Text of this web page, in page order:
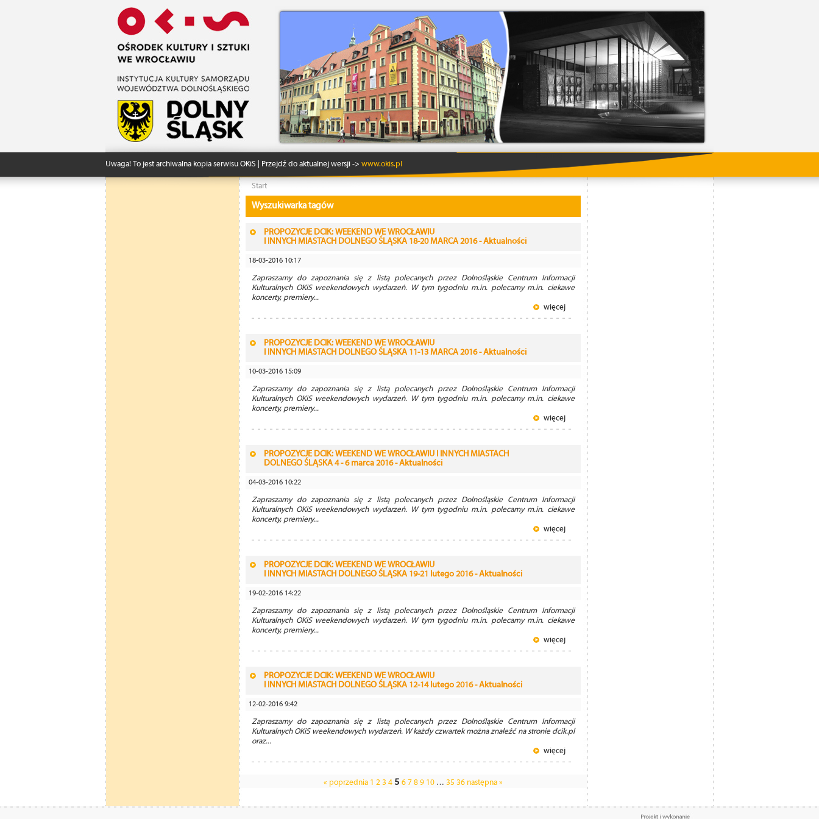
Uwaga! To jest archiwalna kopia serwisu OKiS | Przejdź do aktualnej wersji -> www.okis.pl
Start
Wyszukiwarka tagów
PROPOZYCJE DCIK: WEEKEND WE WROCŁAWIU
I INNYCH MIASTACH DOLNEGO ŚLĄSKA 18-20 MARCA 2016 - Aktualności
18-03-2016 10:17
Zapraszamy do zapoznania się z listą polecanych przez Dolnośląskie Centrum Informacji
Kulturalnych OKiS weekendowych wydarzeń. W tym tygodniu m.in. polecamy m.in. ciekawe
koncerty, premiery...
więcej
PROPOZYCJE DCIK: WEEKEND WE WROCŁAWIU
I INNYCH MIASTACH DOLNEGO ŚLĄSKA 11-13 MARCA 2016 - Aktualności
10-03-2016 15:09
Zapraszamy do zapoznania się z listą polecanych przez Dolnośląskie Centrum Informacji
Kulturalnych OKiS weekendowych wydarzeń. W tym tygodniu m.in. polecamy m.in. ciekawe
koncerty, premiery...
więcej
PROPOZYCJE DCIK: WEEKEND WE WROCŁAWIU I INNYCH MIASTACH
DOLNEGO ŚLĄSKA 4 - 6 marca 2016 - Aktualności
04-03-2016 10:22
Zapraszamy do zapoznania się z listą polecanych przez Dolnośląskie Centrum Informacji
Kulturalnych OKiS weekendowych wydarzeń. W tym tygodniu m.in. polecamy m.in. ciekawe
koncerty, premiery...
więcej
PROPOZYCJE DCIK: WEEKEND WE WROCŁAWIU
I INNYCH MIASTACH DOLNEGO ŚLĄSKA 19-21 lutego 2016 - Aktualności
19-02-2016 14:22
Zapraszamy do zapoznania się z listą polecanych przez Dolnośląskie Centrum Informacji
Kulturalnych OKiS weekendowych wydarzeń. W tym tygodniu m.in. polecamy m.in. ciekawe
koncerty, premiery...
więcej
PROPOZYCJE DCIK: WEEKEND WE WROCŁAWIU
I INNYCH MIASTACH DOLNEGO ŚLĄSKA 12-14 lutego 2016 - Aktualności
12-02-2016 9:42
Zapraszamy do zapoznania się z listą polecanych przez Dolnośląskie Centrum Informacji
Kulturalnych OKiS weekendowych wydarzeń. W każdy czwartek można znaleźć na stronie dcik.pl
oraz...
więcej
« poprzednia 1 2 3 4 5 6 7 8 9 10 … 35 36 następna »